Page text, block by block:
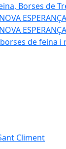
Borses de
NOVA
NOVA
de feina i
Climent